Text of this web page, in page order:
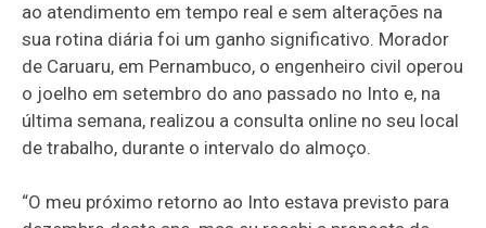
ao atendimento em tempo real e sem alterações na
sua rotina diária foi um ganho significativo. Morador
de Caruaru, em Pernambuco, o engenheiro civil operou
o joelho em setembro do ano passado no Into e, na
última semana, realizou a consulta online no seu local
de trabalho, durante o intervalo do almoço.
“O meu próximo retorno ao Into estava previsto para